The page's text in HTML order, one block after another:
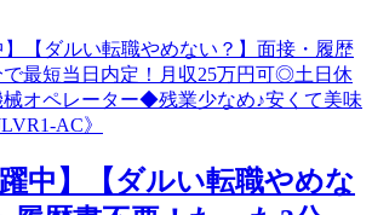
躍中】【ダルい転職やめな